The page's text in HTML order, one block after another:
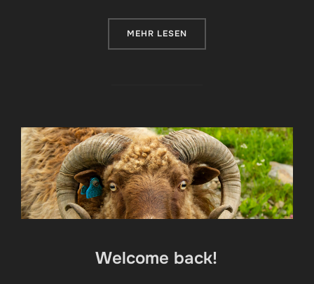
MEHR ÜBER „RELIEFKARTEN MIT
LESEN
Welcome back!